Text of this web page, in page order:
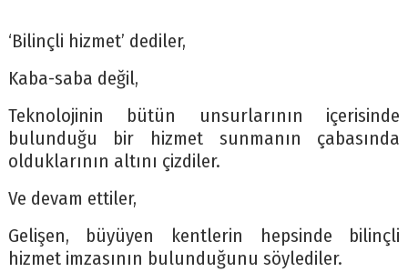
‘Bilinçli hizmet’ dediler,
Kaba-saba değil,
Teknolojinin bütün unsurlarının içerisinde
bulunduğu bir hizmet sunmanın çabasında
olduklarının altını çizdiler.
Ve devam ettiler,
Gelişen, büyüyen kentlerin hepsinde bilinçli
hizmet imzasının bulunduğunu söylediler.